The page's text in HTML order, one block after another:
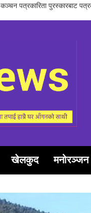
सञ्चारिका समूह गण्डकीद्धारा
खेलकुद मनोरञ्जन